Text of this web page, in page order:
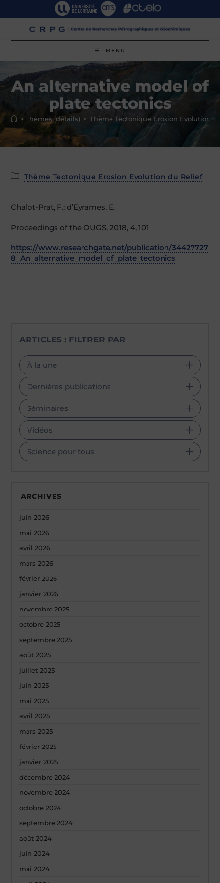
MENU
An alternative model of
plate tectonics
> thèmes (détails) > Thème Tectonique Erosion Evolution
Post
category:
Thème Tectonique Erosion Evolution du Relief
Chalot-Prat, F.; d’Eyrames, E.
Proceedings of the OUGS, 2018, 4, 101
https://www.researchgate.net/publication/34427727
8_An_alternative_model_of_plate_tectonics
ARTICLES : FILTRER PAR
À la une
Dernières publications
Séminaires
Vidéos
Science pour tous
ARCHIVES
juin 2026
mai 2026
avril 2026
mars 2026
février 2026
janvier 2026
novembre 2025
octobre 2025
septembre 2025
août 2025
juillet 2025
juin 2025
mai 2025
avril 2025
mars 2025
février 2025
janvier 2025
décembre 2024
novembre 2024
octobre 2024
septembre 2024
août 2024
juin 2024
mai 2024